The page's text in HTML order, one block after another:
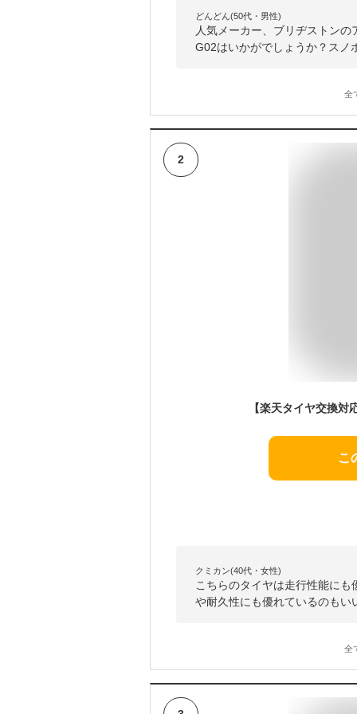
どんどん(50代・男性)
人気メーカー、ブリヂストン
G02はいかがでしょうか？スノ
全
2
こ
クミカン(40代・女性)
こちらのタイヤは走行性能に
や耐久性にも優れているのもい
全